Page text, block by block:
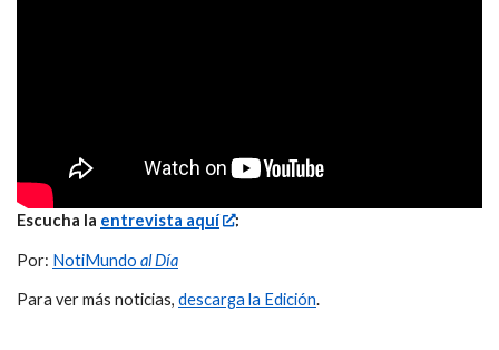
Escucha la entrevista aquí :
Por: NotiMundo al Día
Para ver más noticias, descarga la Edición.